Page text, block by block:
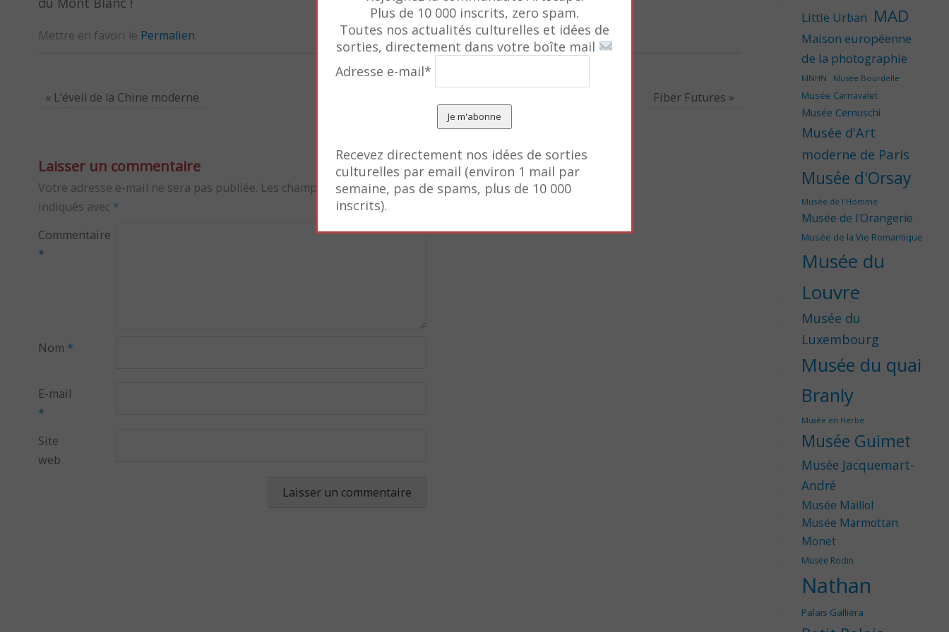
Mettre en favori le Permalien.
« L’éveil de la Chine moderne Fiber Futures »
Laisser un commentaire
Votre adresse e-mail ne sera pas publiée. Les champs obligatoires sont
indiqués avec *
Commentaire
*
Nom *
E-mail
*
Site
web
Little Urban MAD
Maison européenne
de la photographie
MNHN Musée Bourdelle
Musée Carnavalet
Musée Cernuschi
Musée d'Art
moderne de Paris
Musée d'Orsay
Musée de l'Homme
Musée de l'Orangerie
Musée de la Vie Romantique
Musée du
Louvre
Musée du
Luxembourg
Musée du quai
Branly
Musée en Herbe
Musée Guimet
Musée Jacquemart-
André
Musée Maillol
Musée Marmottan
Monet
Musée Rodin
Nathan
Palais Galliera
Plus de 10 000 inscrits, zero spam.
Toutes nos actualités culturelles et idées de
sorties, directement dans votre boîte mail
Adresse e-mail*
Recevez directement nos idées de sorties
culturelles par email (environ 1 mail par
semaine, pas de spams, plus de 10 000
inscrits).